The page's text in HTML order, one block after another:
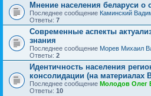
Мнение населения беларуси о
Последнее сообщение Каминский
Ответы: 7
Современные аспекты
знания
Последнее сообщение Морев Михаил
Ответы: 2
Идентичность населения
консолидации (на материалах
Последнее сообщение Молодов Олег
Ответы: 10